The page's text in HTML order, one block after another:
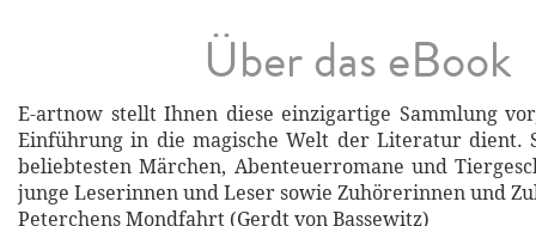
Über das eBook
E-artnow stellt Ihnen diese einzigartige Sammlung
Einführung in die magische Welt der Literatur dient.
beliebtesten Märchen, Abenteuerromane und
junge Leserinnen und Leser sowie Zuhörerinnen und
Peterchens Mondfahrt (Gerdt von Bassewitz)